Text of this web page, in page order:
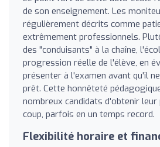
de son enseignement. Les
régulièrement décrits comme
extrêmement professionnels.
des "conduisants" à la chaîne,
progression réelle de l'élève, en
présenter à l'examen avant qu'il
prêt. Cette honnêteté
nombreux candidats d'obtenir
coup, parfois en un temps record.
Flexibilité horaire et